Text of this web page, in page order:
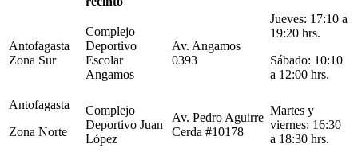
Antofagasta
Zona Sur
Complejo
Deportivo
Escolar
Angamos
Av. Angamos
0393
Jueves: 17:10 a
19:20 hrs.
Sábado: 10:10
a 12:00 hrs.
Antofagasta
Zona Norte
Complejo
Deportivo Juan
López
Av. Pedro Aguirre
Cerda #10178
Martes y
viernes: 16:30
a 18:30 hrs.